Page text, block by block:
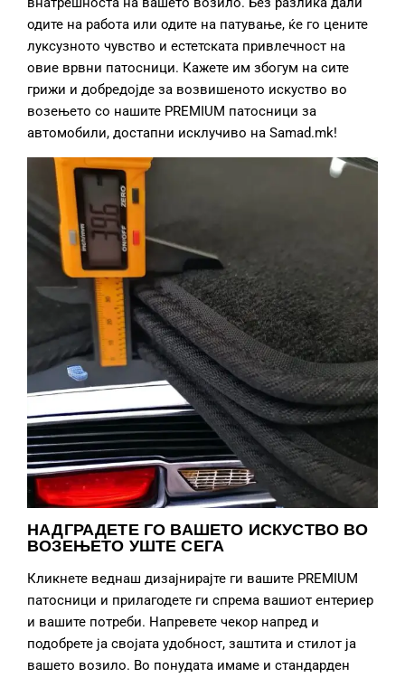
одите на работа или одите на патување, ќе го цените
луксузното чувство и естетската привлечност на
овие врвни патосници. Кажете им збогум на сите
грижи и добредојде за возвишеното искуство во
возењето со нашите PREMIUM патосници за
автомобили, достапни исклучиво на Samad.mk!
НАДГРАДЕТЕ ГО ВАШЕТО ИСКУСТВО ВО
ВОЗЕЊЕТО УШТЕ СЕГА
Кликнете веднаш дизајнирајте ги вашите PREMIUM
патосници и прилагодете ги спрема вашиот ентериер
и вашите потреби. Напревете чекор напред и
подобрете ја својата удобност, заштита и стилот ја
вашето возило. Во понудата имаме и стандарден